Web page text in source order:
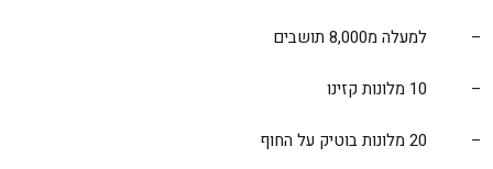
– למעלה מ8,000 תושבים
– 10 מלונות קזינו
– 20 מלונות בוטיק על החוף